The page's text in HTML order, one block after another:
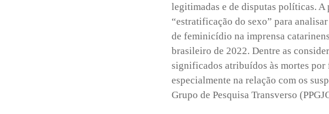
legitimadas e de disputas políticas.
“estratificação do sexo” para
de feminicídio na imprensa
brasileiro de 2022. Dentre as
significados atribuídos às mortes
especialmente na relação com os
Grupo de Pesquisa Transverso